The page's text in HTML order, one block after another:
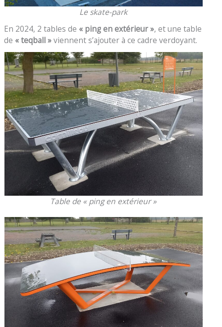
Le skate-park
En 2024, 2 tables de « ping en extérieur », et une table
de « teqball »viennent s’ajouter à ce cadre verdoyant.
Table de « ping en extérieur »